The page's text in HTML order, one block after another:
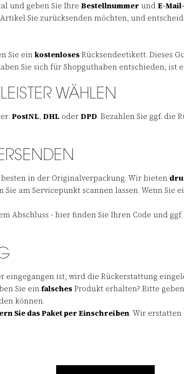
und geben Sie Ihre Bestellnummer undE-
Sie zurücksenden möchten, und
Sie einkostenlosesRücksendeetikett. Dieses
Sie sich für Shopguthaben entschieden,
WÄHLEN
PostNL, DHL oderDPD. Bezahlen Sie ggf. die
in der Originalverpackung. Wir bieten
Sie am Servicepunkt scannen lassen. Wenn
Abschluss - hier finden Sie Ihren Code und
eingegangen ist, wird die Rückerstattung
Sie einfalschesProdukt erhalten? Bitte
können.
Sie das Paket per Einschreiben. Wir erstatten